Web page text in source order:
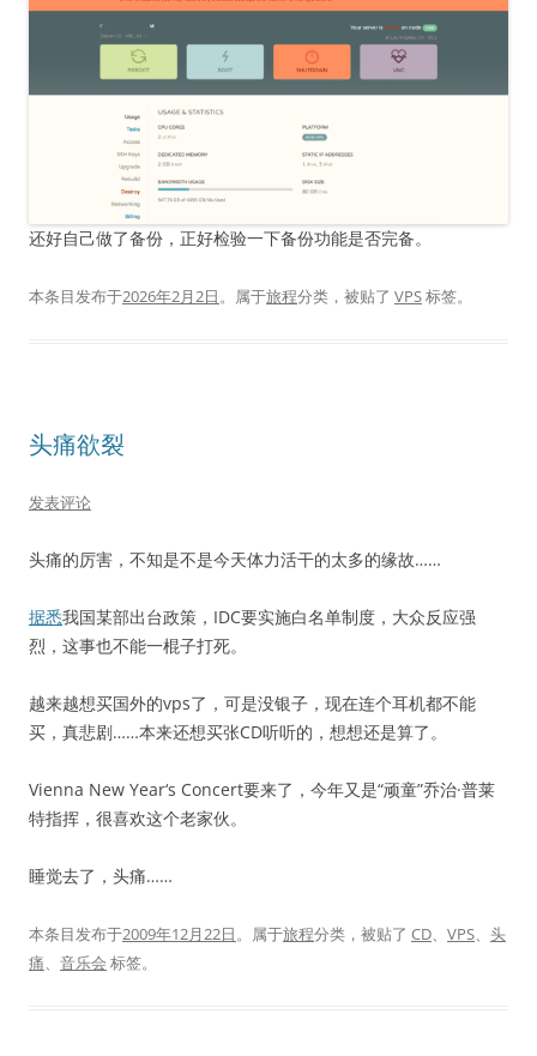
还好自己做了备份，正好检验一下备份功能是否完备。
本条目发布于2026年2月2日。属于旅程分类，被贴了 VPS标签。
头痛欲裂
发表评论
头痛的厉害，不知是不是今天体力活干的太多的缘故……
据悉我国某部出台政策，IDC要实施白名单制度，大众反应强
烈，这事也不能一棍子打死。
越来越想买国外的vps了，可是没银子，现在连个耳机都不能
买，真悲剧……本来还想买张CD听听的，想想还是算了。
Vienna New Year‘s Concert要来了，今年又是“顽童”乔治·普莱
特指挥，很喜欢这个老家伙。
睡觉去了，头痛……
本条目发布于2009年12月22日。属于旅程分类，被贴了 CD、 VPS、 头
痛、 音乐会 标签。